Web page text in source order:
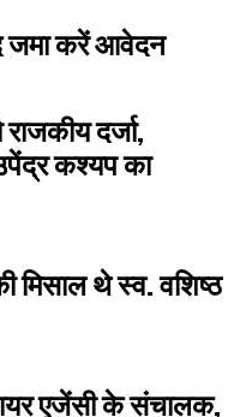
जमा करें आवेदन
दर्जा,
कश्यप का
मिसाल थे स्व. वशिष्ठ
एजेंसी के संचालक,